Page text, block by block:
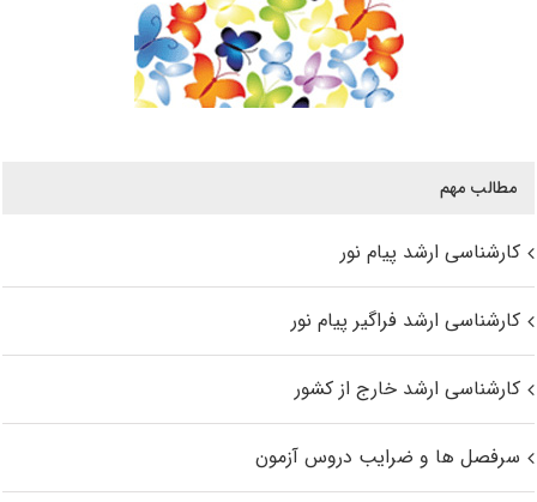
مطالب مهم
کارشناسی ارشد پیام نور
کارشناسی ارشد فراگیر پیام نور
کارشناسی ارشد خارج از کشور
سرفصل ها و ضرایب دروس آزمون